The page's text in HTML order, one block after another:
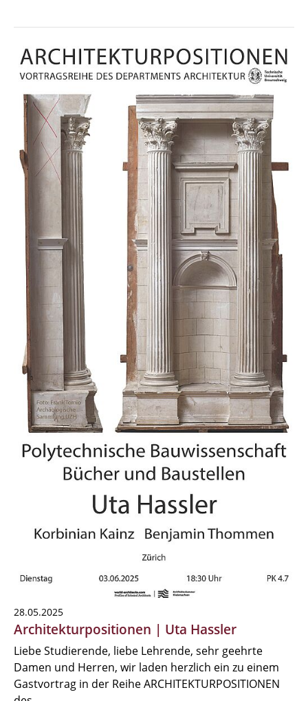
28.05.2025
Architekturpositionen | Uta Hassler
Liebe Studierende, liebe Lehrende, sehr geehrte
Damen und Herren, wir laden herzlich ein zu einem
Gastvortrag in der Reihe ARCHITEKTURPOSITIONEN